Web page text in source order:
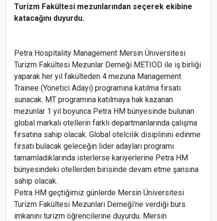
Turizm Fakültesi mezunlarından seçerek ekibine
katacağını duyurdu.
Petra Hospitality Management Mersin Üniversitesi
Turizm Fakültesi Mezunlar Derneği METIOD ile iş birliği
yaparak her yıl fakülteden 4 mezuna Management
Trainee (Yönetici Adayı) programına katılma fırsatı
sunacak. MT programına katılmaya hak kazanan
mezunlar 1 yıl boyunca Petra HM bünyesinde bulunan
global markalı otellerin farklı departmanlarında çalışma
fırsatına sahip olacak. Global otelcilik disiplinini edinme
fırsatı bulacak geleceğin lider adayları programı
tamamladıklarında isterlerse kariyerlerine Petra HM
bünyesindeki otellerden birisinde devam etme şansına
sahip olacak.
Petra HM geçtiğimiz günlerde Mersin Üniversitesi
Turizm Fakültesi Mezunları Derneği’ne verdiği burs
imkanını turizm öğrencilerine duyurdu. Mersin